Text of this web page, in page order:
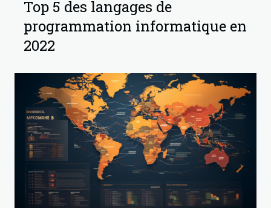
Top 5 des langages de
programmation informatique en
2022